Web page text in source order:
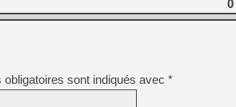
[LS] [PS5] ps5-y2jb-
[GK] Pourquoi Marvel
[GK] Test : Restory : Chill
[GK] GTA 6 : Rockstar
[GK] Hot Wheels Infinite
[GK] Mémoire cash -
[GK] Résultats Nintendo :
0
obligatoires sont indiqués avec *